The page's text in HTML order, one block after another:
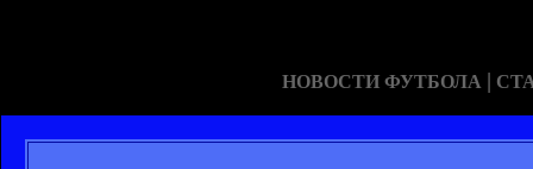
НОВОСТИ ФУТБОЛА |